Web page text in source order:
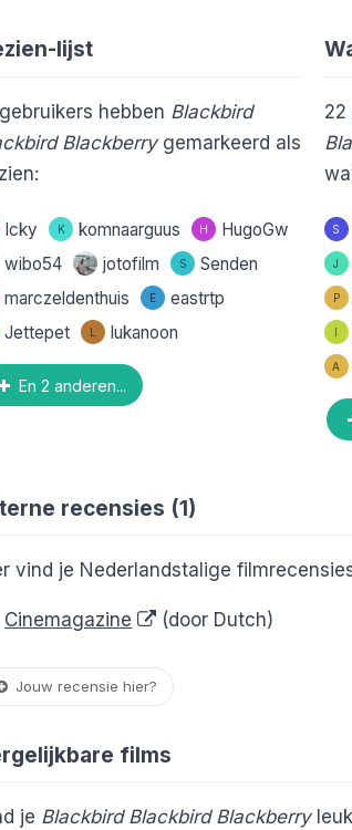
lijst
gebruikers hebben Blackbird
Blackberrygemarkeerd als
Icky K komnaarguus H
HugoGw
wibo54
jotofilm S Senden
marczeldenthuis E eastrtp
Jettepet L lukanoon
En 2 anderen...
22
S
J
P
I
A
recensies (1)
vind je Nederlandstalige
Cinemagazine (door Dutch)
Jouw recensie hier?
films
je Blackbird Blackbird Blackberry